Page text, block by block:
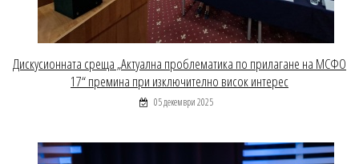
Дискусионната среща „Актуална проблематика по прилагане на МСФО
17“ премина при изключително висок интерес
05 декември 2025